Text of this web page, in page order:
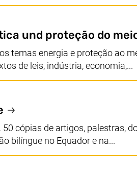
und proteção do
temas energia e proteção ao
de leis, indústria, economia,...
cópias de artigos, palestras,
bilíngue no Equador e na...